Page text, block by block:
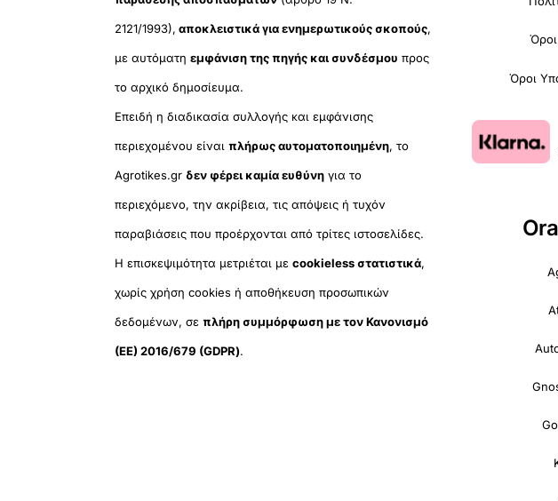
2121/1993), αποκλειστικά για ενημερωτικούς σκοπούς,
με αυτόματηεμφάνιση της πηγής και συνδέσμου προς
το αρχικό δημοσίευμα.
Επειδή η διαδικασία συλλογής και εμφάνισης
περιεχομένου είναιπλήρως αυτοματοποιημένη, το
Agrotikes.gr δεν φέρει καμία ευθύνη για το
περιεχόμενο, την ακρίβεια, τις απόψεις ή τυχόν
παραβιάσεις που προέρχονται από τρίτες ιστοσελίδες.
Η επισκεψιμότητα μετριέται μεcookieless στατιστικά,
χωρίς χρήση cookies ή αποθήκευση προσωπικών
δεδομένων, σεπλήρη συμμόρφωση με τον Κανονισμό
(ΕΕ) 2016/679 (GDPR).
Όροι